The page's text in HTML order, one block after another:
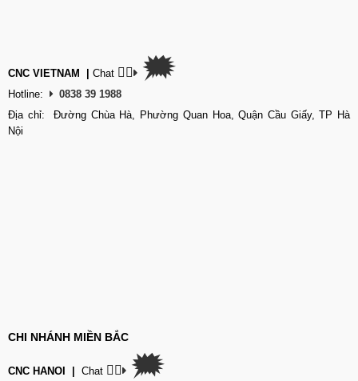
CNC VIETNAM Chat 👉🏽 🗯
Hotline:
0838 39 1988
Địa chỉ: Đường Chùa Hà, Phường Quan Hoa, Quận Cầu Giấy, TP Hà
Nội
CHI NHÁNH MIỀN BẮC
CNC HANOI Chat 👉🏽 🗯